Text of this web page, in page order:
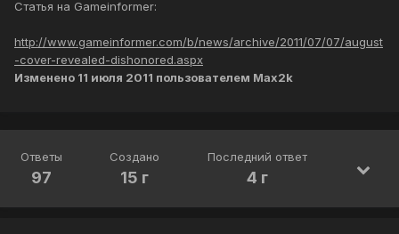
Статья на Gameinformer:
http://www.gameinformer.com/b/news/archive/2011/07/07/august
-cover-revealed-dishonored.aspx
Изменено 11 июля 2011 пользователем Max2k
Ответы
97
Создано
15 г
Последний ответ
4 г